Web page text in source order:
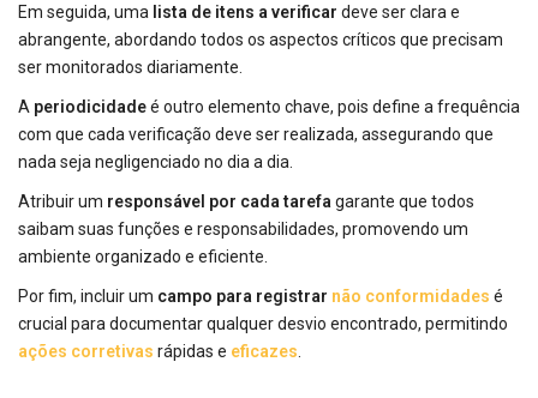
Em seguida, uma lista de itens a verificar deve ser clara e
abrangente, abordando todos os aspectos críticos que precisam
ser monitorados diariamente.
A periodicidadeé outro elemento chave, pois define a frequência
com que cada verificação deve ser realizada, assegurando que
nada seja negligenciado no dia a dia.
Atribuir um responsável por cada tarefa garante que todos
saibam suas funções e responsabilidades, promovendo um
ambiente organizado e eficiente.
Por fim, incluir um campo para registrar não conformidades é
crucial para documentar qualquer desvio encontrado, permitindo
ações corretivas rápidas e eficazes